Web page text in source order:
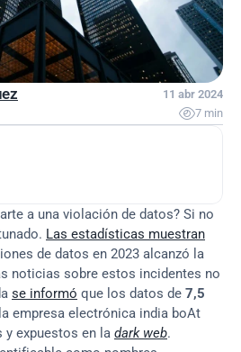
11 abr 2024
7 min
a una violación de datos? Si no
Las estadísticas muestran
de datos en 2023 alcanzó la
noticias sobre estos incidentes no
se informó que los datos de 7,5
empresa electrónica india boAt
y expuestos en la dark web.